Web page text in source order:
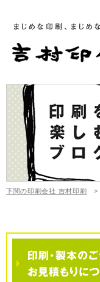
下関の印刷会社 吉村印刷 >